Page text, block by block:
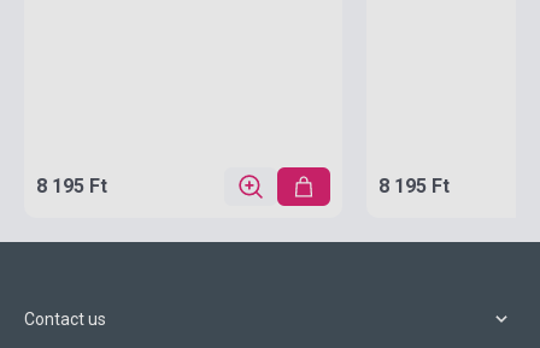
8 195 Ft 8 195 Ft
Contact us